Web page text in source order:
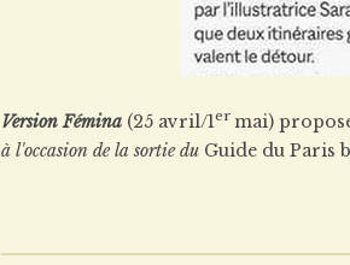
Version Fémina (25 avril/1er mai)
à l'occasion de la sortie du Guide du Paris